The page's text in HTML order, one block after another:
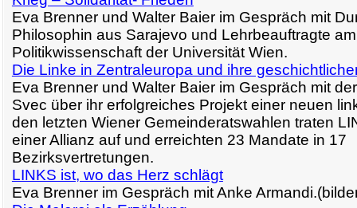
Eva Brenner und Walter Baier im Gespräch mit
Philosophin aus Sarajevo und Lehrbeauftragte
Politikwissenschaft der Universität Wien.
Die Linke in Zentraleuropa und ihre
Eva Brenner und Walter Baier im Gespräch mit
Svec über ihr erfolgreiches Projekt einer neuen
den letzten Wiener Gemeinderatswahlen traten
einer Allianz auf und erreichten 23 Mandate in 17
Bezirksvertretungen.
LINKS ist, wo das Herz schlägt
Eva Brenner im Gespräch mit Anke